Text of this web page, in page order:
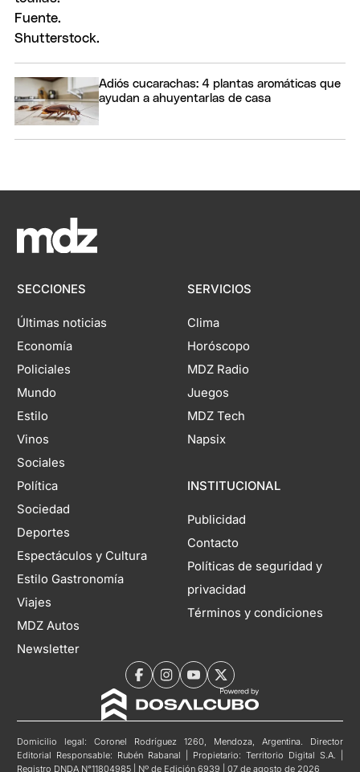
Adiós cucarachas: 4 plantas aromáticas que
ayudan a ahuyentarlas de casa
SECCIONES
Últimas noticias
Economía
Policiales
Mundo
Estilo
Vinos
Sociales
Política
Sociedad
Deportes
Espectáculos y Cultura
Estilo Gastronomía
Viajes
MDZ Autos
Newsletter
SERVICIOS
Clima
Horóscopo
MDZ Radio
Juegos
MDZ Tech
Napsix
INSTITUCIONAL
Publicidad
Contacto
Políticas de seguridad y
privacidad
Términos y condiciones
Domicilio legal: Coronel Rodríguez 1260, Mendoza, Argentina. Director
Editorial Responsable: Rubén Rabanal | Propietario: Territorio Digital S.A. |
Registro DNDA N°11804985 | Nº de Edición 6939 | 07 de agosto de 2026